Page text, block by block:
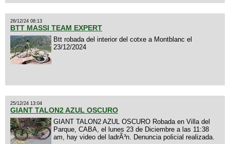
26/12/24 08:13
BTT MASSI TEAM EXPERT
Btt robada del interior del cotxe a Montblanc el
23/12/2024
25/12/24 13:04
GIANT TALON2 AZUL OSCURO
GIANT TALON2 AZUL OSCURO Robada en Villa del
Parque, CABA, el lunes 23 de Diciembre a las 11:38
am, hay video del ladrÃ³n. Denuncia policial realizada.